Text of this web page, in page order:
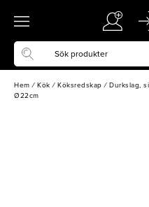
Hem / Kök / Köksredskap / Durkslag,
Ø22cm